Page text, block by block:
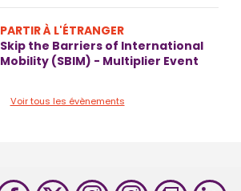
PARTIR À L'ÉTRANGER
Skip the Barriers of International
Mobility (SBIM) - Multiplier Event
Voir tous les évènements